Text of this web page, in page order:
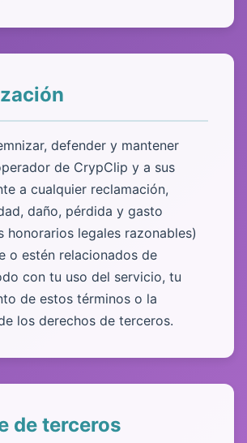
defender y mantener
de CrypClip y a sus
a cualquier reclamación,
daño, pérdida y gasto
honorarios legales razonables)
o estén relacionados de
con tu uso del servicio, tu
de estos términos o la
los derechos de terceros.
de terceros